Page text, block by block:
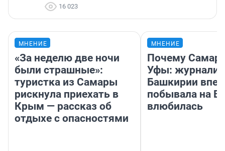
16 023
МНЕНИЕ
«За неделю две ночи
были страшные»:
туристка из Самары
рискнула приехать в
Крым — рассказ об
отдыхе с опасностями
МНЕНИЕ
Почему
Уфы:
Башкирии
побывала на
влюбилась